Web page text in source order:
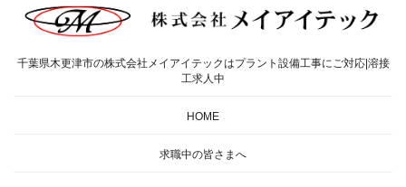
千葉県木更津市の株式会社メイアイテックはプラント設備工事にご対応|溶接
工求人中
HOME
求職中の皆さまへ